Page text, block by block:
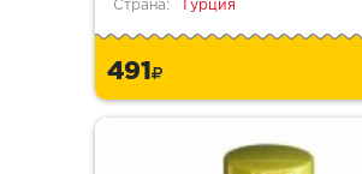
Страна: Турция
491